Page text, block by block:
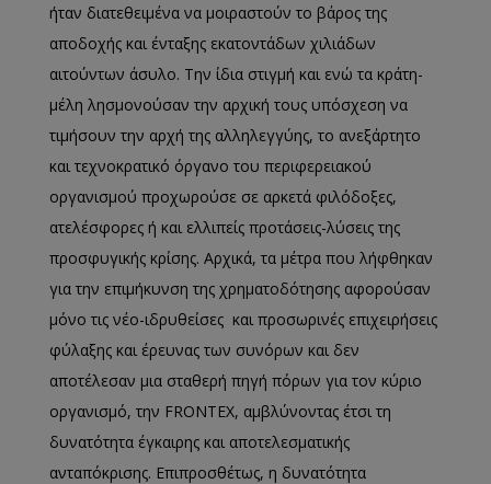
ήταν διατεθειμένα να μοιραστούν το βάρος της
αποδοχής και ένταξης εκατοντάδων χιλιάδων
αιτούντων άσυλο. Την ίδια στιγμή και ενώ τα κράτη-
μέλη λησμονούσαν την αρχική τους υπόσχεση να
τιμήσουν την αρχή της αλληλεγγύης, το ανεξάρτητο
και τεχνοκρατικό όργανο του περιφερειακού
οργανισμού προχωρούσε σε αρκετά φιλόδοξες,
ατελέσφορες ή και ελλιπείς προτάσεις-λύσεις της
προσφυγικής κρίσης. Αρχικά, τα μέτρα που λήφθηκαν
για την επιμήκυνση της χρηματοδότησης αφορούσαν
μόνο τις νέο-ιδρυθείσες και προσωρινές επιχειρήσεις
φύλαξης και έρευνας των συνόρων και δεν
αποτέλεσαν μια σταθερή πηγή πόρων για τον κύριο
οργανισμό, την FRONTEX, αμβλύνοντας έτσι τη
δυνατότητα έγκαιρης και αποτελεσματικής
ανταπόκρισης. Επιπροσθέτως, η δυνατότητα